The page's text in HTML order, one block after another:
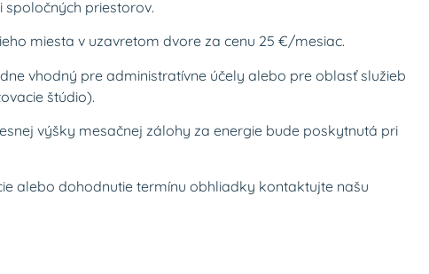
spoločných priestorov.
miesta v uzavretom dvore za cenu 25 €/mesiac.
vhodný pre administratívne účely alebo pre oblasť služieb
štúdio).
výšky mesačnej zálohy za energie bude poskytnutá pri
alebo dohodnutie termínu obhliadky kontaktujte našu